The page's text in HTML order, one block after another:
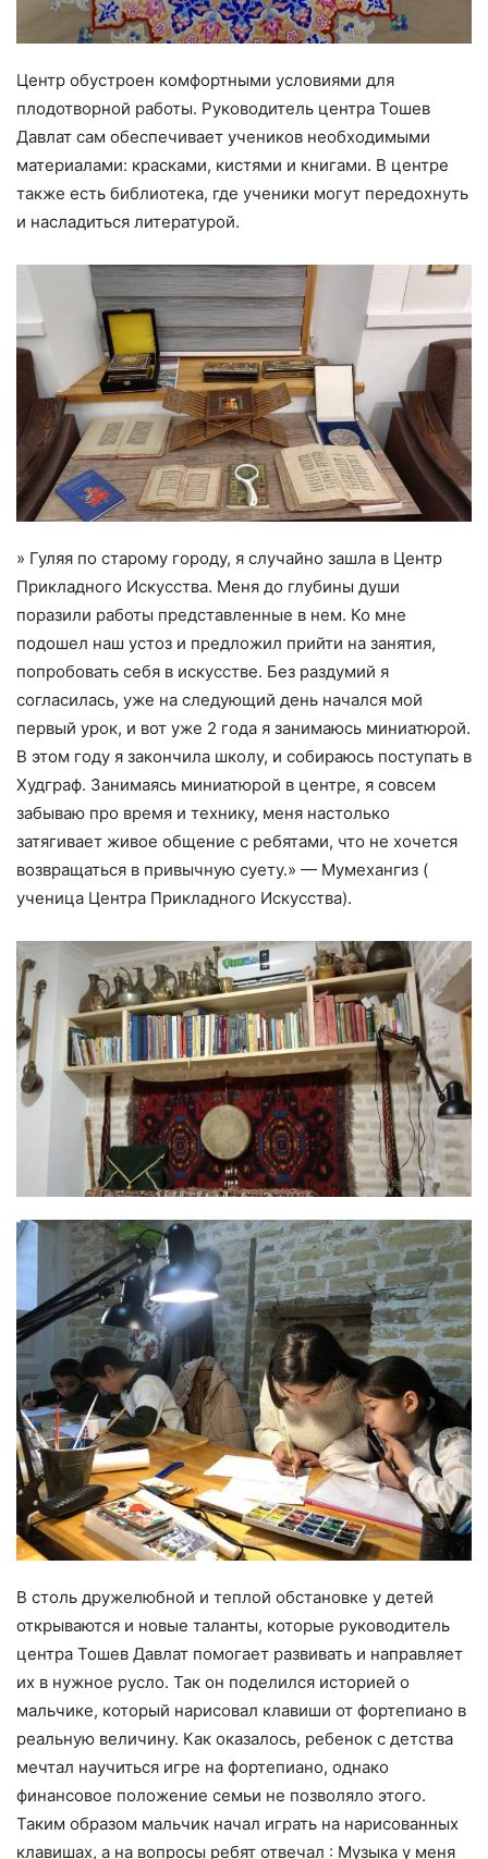
Центр обустроен комфортными условиями для
плодотворной работы. Руководитель центра Тошев
Давлат сам обеспечивает учеников необходимыми
материалами: красками, кистями и книгами. В центре
также есть библиотека, где ученики могут передохнуть
и насладиться литературой.
» Гуляя по старому городу, я случайно зашла в Центр
Прикладного Искусства. Меня до глубины души
поразили работы представленные в нем. Ко мне
подошел наш устоз и предложил прийти на занятия,
попробовать себя в искусстве. Без раздумий я
согласилась, уже на следующий день начался мой
первый урок, и вот уже 2 года я занимаюсь миниатюрой.
В этом году я закончила школу, и собираюсь поступать в
Худграф. Занимаясь миниатюрой в центре, я совсем
забываю про время и технику, меня настолько
затягивает живое общение с ребятами, что не хочется
возвращаться в привычную суету.» — Мумехангиз (
ученица Центра Прикладного Искусства).
В столь дружелюбной и теплой обстановке у детей
открываются и новые таланты, которые руководитель
центра Тошев Давлат помогает развивать и направляет
их в нужное русло. Так он поделился историей о
мальчике, который нарисовал клавиши от фортепиано в
реальную величину. Как оказалось, ребенок с детства
мечтал научиться игре на фортепиано, однако
финансовое положение семьи не позволяло этого.
Таким образом мальчик начал играть на нарисованных
клавишах, а на вопросы ребят отвечал : Музыка у меня